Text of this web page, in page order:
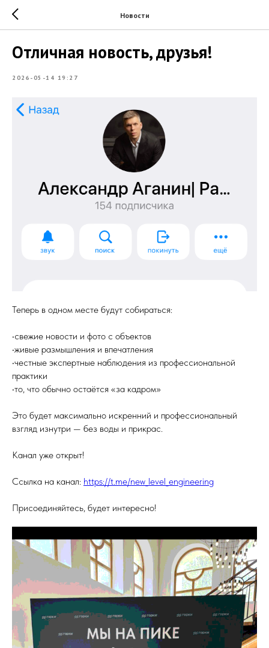
Новости
Отличная новость, друзья!
2026-05-14 19:27
Теперь в одном месте будут собираться:
•свежие новости и фото с объектов
•живые размышления и впечатления
•честные экспертные наблюдения из профессиональной
практики
•то, что обычно остаётся «за кадром»
Это будет максимально искренний и профессиональный
взгляд изнутри — без воды и прикрас.
Канал уже открыт!
Ссылка на канал: https://t.me/new_level_engineering
Присоединяйтесь, будет интересно!